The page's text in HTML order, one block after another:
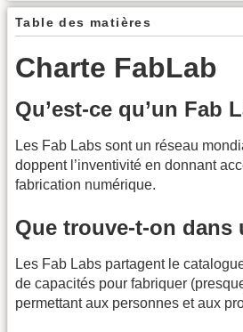
Table des matières
Charte FabLab
Qu’est-ce qu’un Fab
Les Fab Labs sont un réseau
doppent l’inventivité en donnant
fabrication numérique.
Que trouve-t-on dans
Les Fab Labs partagent le
de capacités pour fabriquer
permettant aux personnes et aux